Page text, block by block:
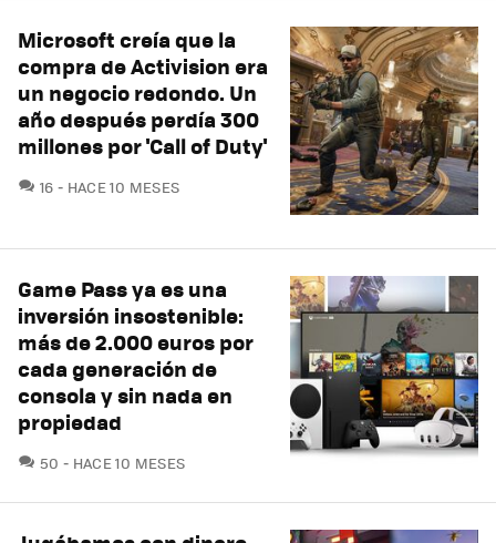
Microsoft creía que la
compra de Activision era
un negocio redondo. Un
año después perdía 300
millones por 'Call of Duty'
16 COMENTARIOS
HACE 10 MESES
Game Pass ya es una
inversión insostenible:
más de 2.000 euros por
cada generación de
consola y sin nada en
propiedad
50 COMENTARIOS
HACE 10 MESES